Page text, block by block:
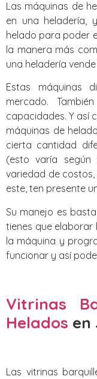
Las máquinas de
en una heladería,
helado para poder
la manera más
una heladería
Estas máquinas
mercado.
capacidades. Y así
máquinas de
cierta cantidad
(esto varía según
variedad de
este, ten presente
Su manejo es
tienes que elaborar
la máquina y
funcionar y así
Vitrinas
Helados en
Las vitrinas